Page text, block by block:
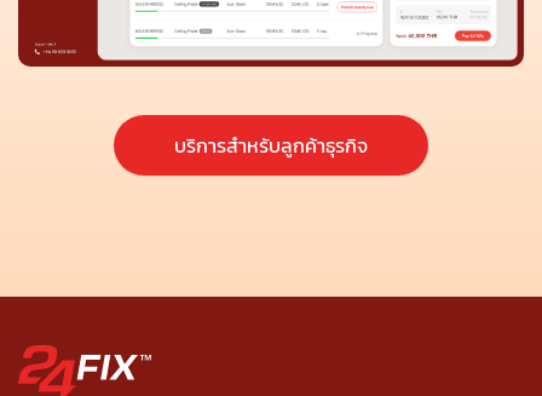
บริการสำหรับลูกค้าธุรกิจ